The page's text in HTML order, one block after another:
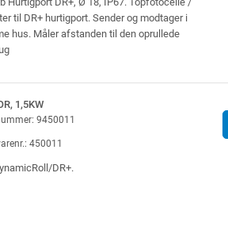
til DR+ hurtigport. Sender og modtager i
hus. Måler afstanden til den oprullede
1,5KW
9450011
450011
DR+.